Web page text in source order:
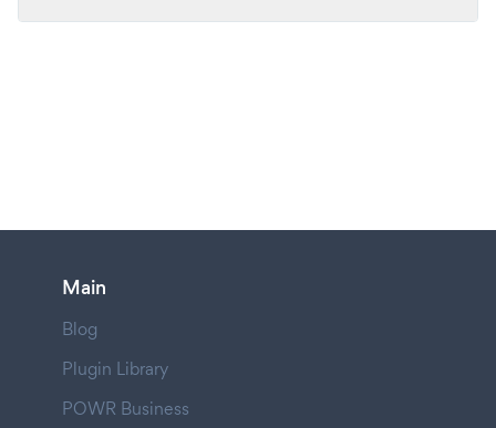
Main
Blog
Plugin Library
POWR Business